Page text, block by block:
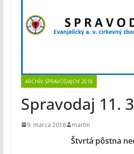
ARCHÍV SPRAVODAJOV 2018
Spravodaj 11.
9. marca 2018 martin
Štvrtá pôstna